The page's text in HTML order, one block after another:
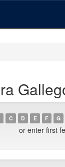
C D E F G
or enter first